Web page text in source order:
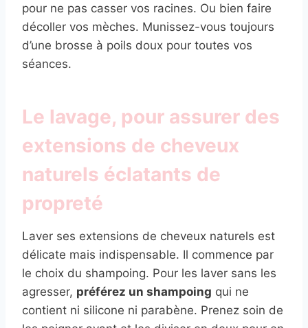
pour ne pas casser vos racines. Ou bien faire
décoller vos mèches. Munissez-vous toujours
d’une brosse à poils doux pour toutes vos
séances.
Le lavage, pour assurer des
extensions de cheveux
naturels éclatants de
propreté
Laver ses extensions de cheveux naturels est
délicate mais indispensable. Il commence par
le choix du shampoing. Pour les laver sans les
agresser, préférez un shampoing qui ne
contient ni silicone ni parabène. Prenez soin de